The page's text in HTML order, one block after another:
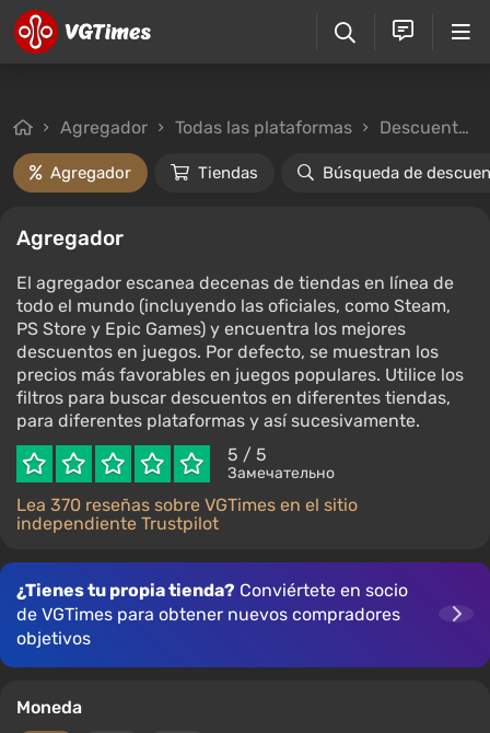
Agregador Todas las plataformas Descuentos desde 3%
Agregador Tiendas Búsqueda de
Agregador
El agregador escanea decenas de tiendas en línea de
todo el mundo (incluyendo las oficiales, como Steam,
PS Store y Epic Games) y encuentra los mejores
descuentos en juegos. Por defecto, se muestran los
precios más favorables en juegos populares. Utilice los
filtros para buscar descuentos en diferentes tiendas,
para diferentes plataformas y así sucesivamente.
5 / 5
Замечательно
Lea 370 reseñas sobre VGTimes en el sitio
independiente Trustpilot
¿Tienes tu propia tienda? Conviértete en socio
de VGTimes para obtener nuevos compradores
objetivos
Moneda